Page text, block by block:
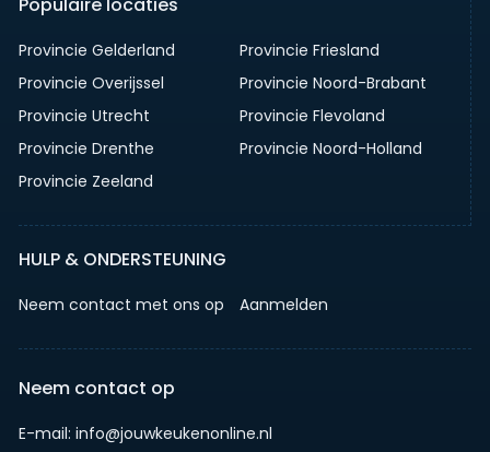
Populaire locaties
Provincie Gelderland
Provincie Friesland
Provincie Overijssel
Provincie Noord-Brabant
Provincie Utrecht
Provincie Flevoland
Provincie Drenthe
Provincie Noord-Holland
Provincie Zeeland
HULP & ONDERSTEUNING
Neem contact met ons op Aanmelden
Neem contact op
E-mail: info@jouwkeukenonline.nl